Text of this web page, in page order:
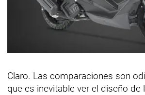
Claro. Las comparaciones son
que es inevitable ver el diseño de